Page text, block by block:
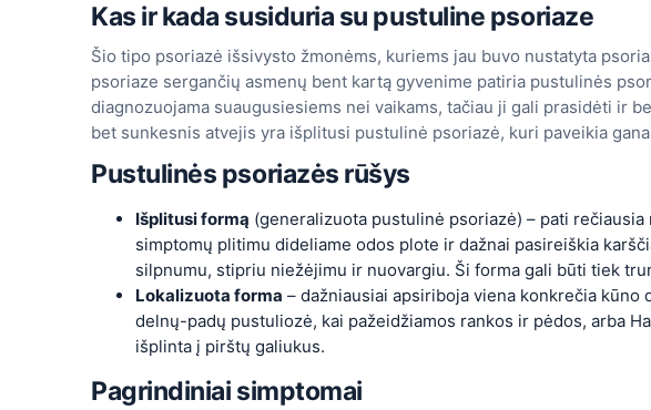
Kas ir kada susiduria su pustuline psoriaze
Šio tipo psoriazė išsivysto žmonėms, kuriems jau buvo nustatyta
psoriaze sergančių asmenų bent kartą gyvenime patiria pustulinės
diagnozuojama suaugusiesiems nei vaikams, tačiau ji gali prasidėti ir
bet sunkesnis atvejis yra išplitusi pustulinė psoriazė, kuri paveikia
Pustulinės psoriazės rūšys
Išplitusi formą (generalizuota pustulinė psoriazė) – pati
simptomų plitimu dideliame odos plote ir dažnai pasireiškia
silpnumu, stipriu niežėjimu ir nuovargiu. Ši forma gali būti tiek
Lokalizuota forma – dažniausiai apsiriboja viena konkrečia kūno
delnų-padų pustuliozė, kai pažeidžiamos rankos ir pėdos, arba
išplinta į pirštų galiukus.
Pagrindiniai simptomai